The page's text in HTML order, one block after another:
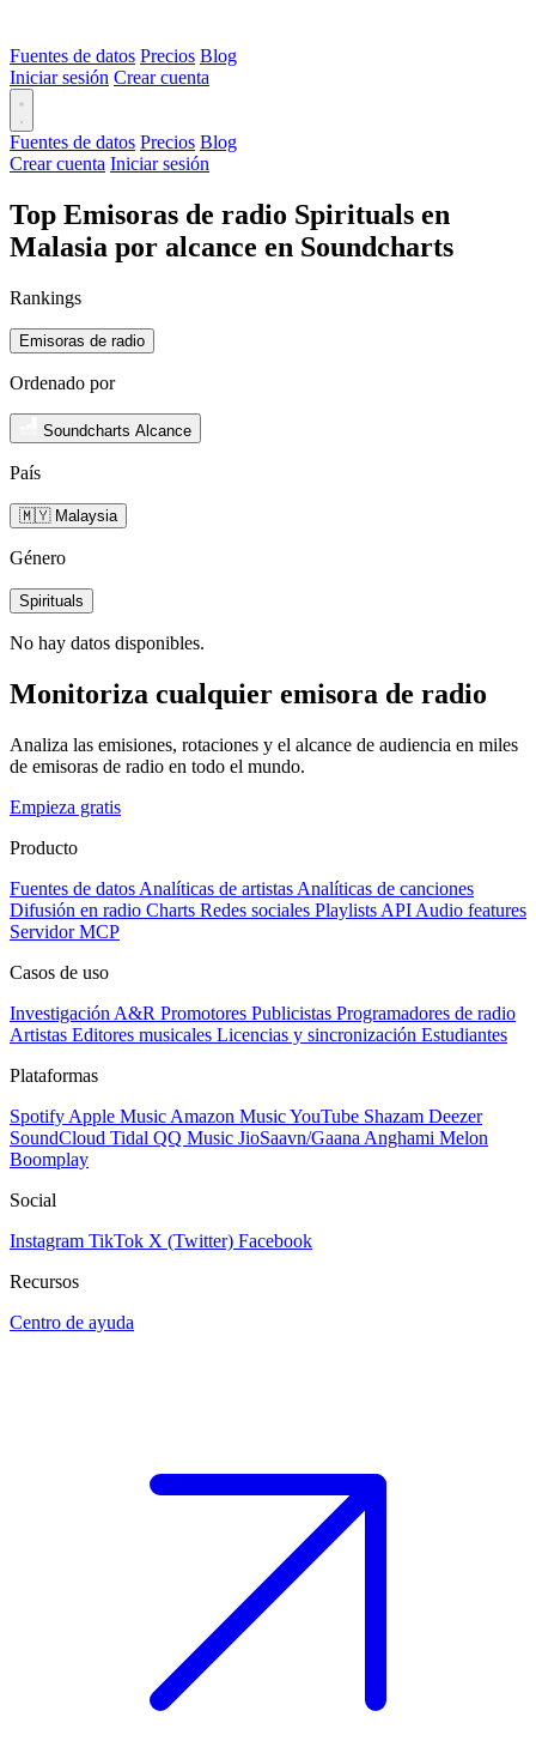
Fuentes de datos Precios Blog
Iniciar sesión Crear cuenta
Fuentes de datos Precios Blog
Crear cuenta Iniciar sesión
Top Emisoras de radio Spirituals en
Malasia por alcance en Soundcharts
Rankings
Emisoras de radio
Ordenado por
Soundcharts Alcance
País
🇲🇾 Malaysia
Género
Spirituals
No hay datos disponibles.
Monitoriza cualquier emisora de radio
Analiza las emisiones, rotaciones y el alcance de audiencia en miles
de emisoras de radio en todo el mundo.
Empieza gratis
Producto
Fuentes de datos Analíticas de artistas Analíticas de canciones
Difusión en radio Charts Redes sociales Playlists API Audio features
Servidor MCP
Casos de uso
Investigación A&R Promotores Publicistas Programadores de radio
Artistas Editores musicales Licencias y sincronización Estudiantes
Plataformas
Spotify Apple Music Amazon MusicYouTube Shazam Deezer
SoundCloud Tidal QQ Music JioSaavn/Gaana Anghami Melon
Boomplay
Social
Instagram TikTok X (Twitter) Facebook
Recursos
Centro de ayuda